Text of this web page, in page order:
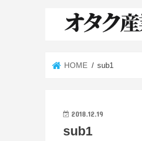
HOME sub1
2018.12.19
sub1